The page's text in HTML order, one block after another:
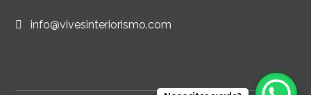
info@vivesinteriorismo.com